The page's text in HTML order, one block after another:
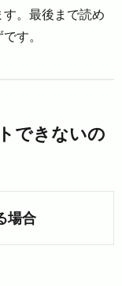
。最後まで読め
す。
できないの
場合